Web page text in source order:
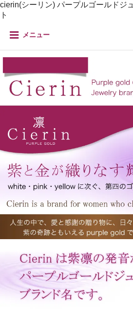
cierin(シーリン) パープルゴールドジ
ト
メニュー